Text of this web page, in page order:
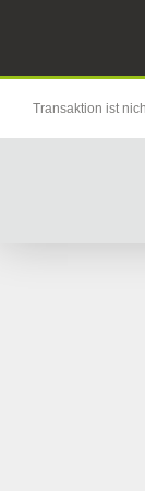
Transaktion ist